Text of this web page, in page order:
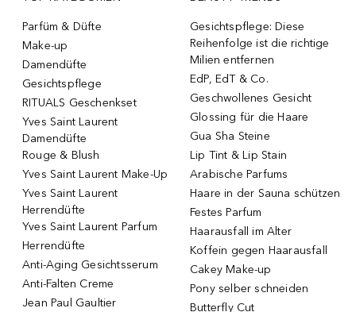
Parfüm & Düfte
Make-up
Damendüfte
Gesichtspflege
RITUALS Geschenkset
Yves Saint Laurent
Damendüfte
Rouge & Blush
Yves Saint Laurent Make-Up
Yves Saint Laurent
Herrendüfte
Yves Saint Laurent Parfum
Herrendüfte
Anti-Aging Gesichtsserum
Anti-Falten Creme
Jean Paul Gaultier
Gesichtspflege: Diese
Reihenfolge ist die richtige
Milien entfernen
EdP, EdT & Co.
Geschwollenes Gesicht
Glossing für die Haare
Gua Sha Steine
Lip Tint & Lip Stain
Arabische Parfums
Haare in der Sauna schützen
Festes Parfum
Haarausfall im Alter
Koffein gegen Haarausfall
Cakey Make-up
Pony selber schneiden
Butterfly Cut